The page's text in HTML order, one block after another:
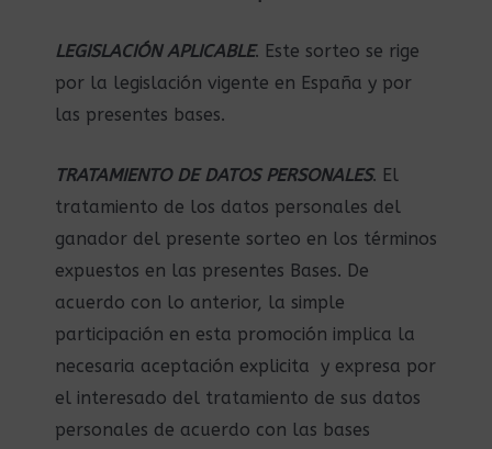
LEGISLACIÓN APLICABLE. Este sorteo se rige
por la legislación vigente en España y por
las presentes bases.
TRATAMIENTO DE DATOS PERSONALES. El
tratamiento de los datos personales del
ganador del presente sorteo en los términos
expuestos en las presentes Bases. De
acuerdo con lo anterior, la simple
participación en esta promoción implica la
necesaria aceptación explicita y expresa por
el interesado del tratamiento de sus datos
personales de acuerdo con las bases